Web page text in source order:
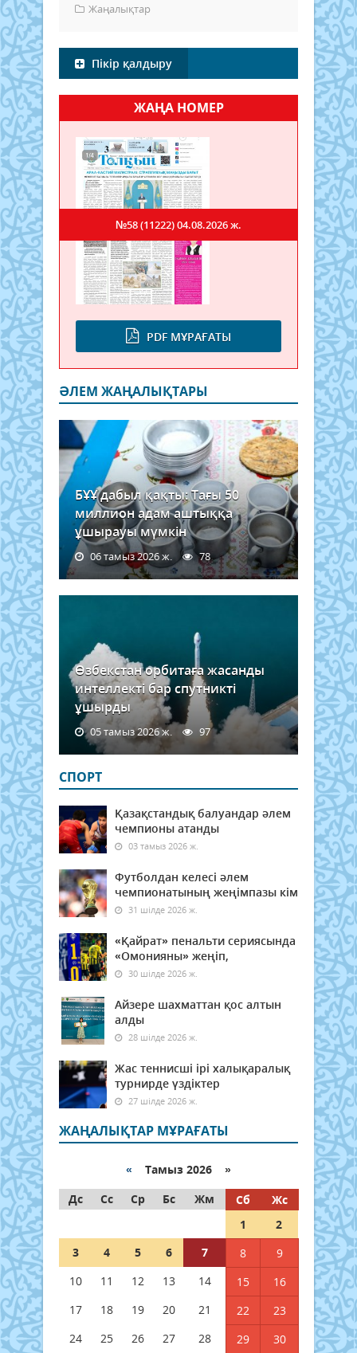
Жаңалықтар
Пікір қалдыру
ЖАҢА НОМЕР
PDF МҰРАҒАТЫ
№58 (11222)04.08.2026 ж.
ӘЛЕМ ЖАҢАЛЫҚТАРЫ
БҰҰ дабыл қақты: Тағы 50
миллион адам аштыққа
ұшырауы мүмкін
06 тамыз 2026 ж. 78
Өзбекстан орбитаға жасанды
интеллекті бар спутникті
ұшырды
05 тамыз 2026 ж. 97
СПОРТ
Қазақстандық балуандар әлем
чемпионы атанды
03 тамыз 2026 ж.
Футболдан келесі әлем
чемпионатының жеңімпазы кім
31 шілде 2026 ж.
«Қайрат» пенальти сериясында
«Омонияны» жеңіп,
30 шілде 2026 ж.
Айзере шахматтан қос алтын
алды
28 шілде 2026 ж.
Жас теннисші ірі халықаралық
турнирде үздіктер
27 шілде 2026 ж.
ЖАҢАЛЫҚТАР МҰРАҒАТЫ
« Тамыз 2026 »
Дс
Сс Ср Бс Жм Сб
Жс
1
2
3
4 5 6 7 8
9
10
11 12 13 14 15
16
17
18 19 20 21 22
23
24
25 26 27 28 29 30